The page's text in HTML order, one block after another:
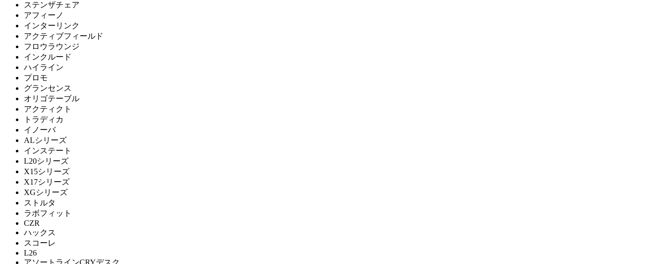
フレイス
FRITZ HANSEN
フリッツハンセン
GERVASONI
ジェルバゾーニ
GUBI
グビ
HAY
ヘイ
ステンザチェア
アフィーノ
インターリンク
アクティブフィールド
フロウラウンジ
インクルード
ハイライン
プロモ
グランセンス
オリゴテーブル
アクティクト
トラディカ
イノーバ
ALシリーズ
インステート
L20シリーズ
X15シリーズ
X17シリーズ
XGシリーズ
ストルタ
ラボフィット
CZR
ハックス
スコーレ
L26
アソートラインCRYデスク